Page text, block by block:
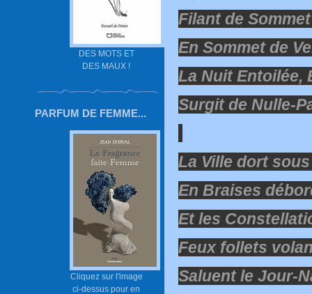
DES MOTS ET
DES MAUX !
PARFUM DE FEMME...
Cliquez sur l'image
ci-dessus pour en
Filant de
En Sommet de
La Nuit Entoilée,
Surgit de Nulle-
La Ville dort
En Braises
Et les
Feux follets
Saluent le Jour-